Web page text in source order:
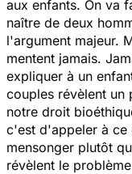
aux enfants. On va
naître de deux
l'argument majeur.
mentent jamais.
expliquer à un
couples révèlent un
notre droit
c'est d'appeler à ce
mensonger plutôt
révèlent le